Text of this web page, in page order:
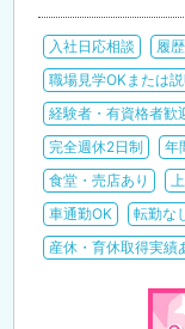
入社日応相談 履
職場見学OKまたは
経験者・有資格者歓
完全週休2日制
年
食堂・売店あり
車通勤OK
転勤な
産休・育休取得実績